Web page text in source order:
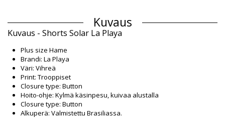
Kuvaus
Kuvaus - Shorts Solar La Playa
Plus size Hame
Brandi: La Playa
Väri: Vihreä
Print: Trooppiset
Closure type: Button
Hoito-ohje: Kylmä käsinpesu, kuivaa alustalla
Closure type: Button
Alkuperä: Valmistettu Brasiliassa.